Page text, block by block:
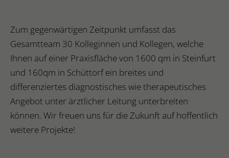
Zum gegenwärtigen Zeitpunkt umfasst das
Gesamtteam 30 Kolleginnen und Kollegen, welche
Ihnen auf einer Praxisfläche von 1600 qm in Steinfurt
und 160qm in Schüttorf ein breites und
differenziertes diagnostisches wie therapeutisches
Angebot unter ärztlicher Leitung unterbreiten
können. Wir freuen uns für die Zukunft auf hoffentlich
weitere Projekte!